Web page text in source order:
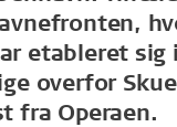
etableret
overfor
fra Operaen.